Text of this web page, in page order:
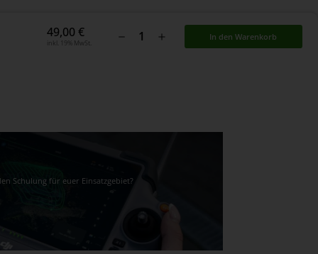
49,00 €
inkl. 19% MwSt.
In den Warenkorb
Schulung für euer Einsatzgebiet?